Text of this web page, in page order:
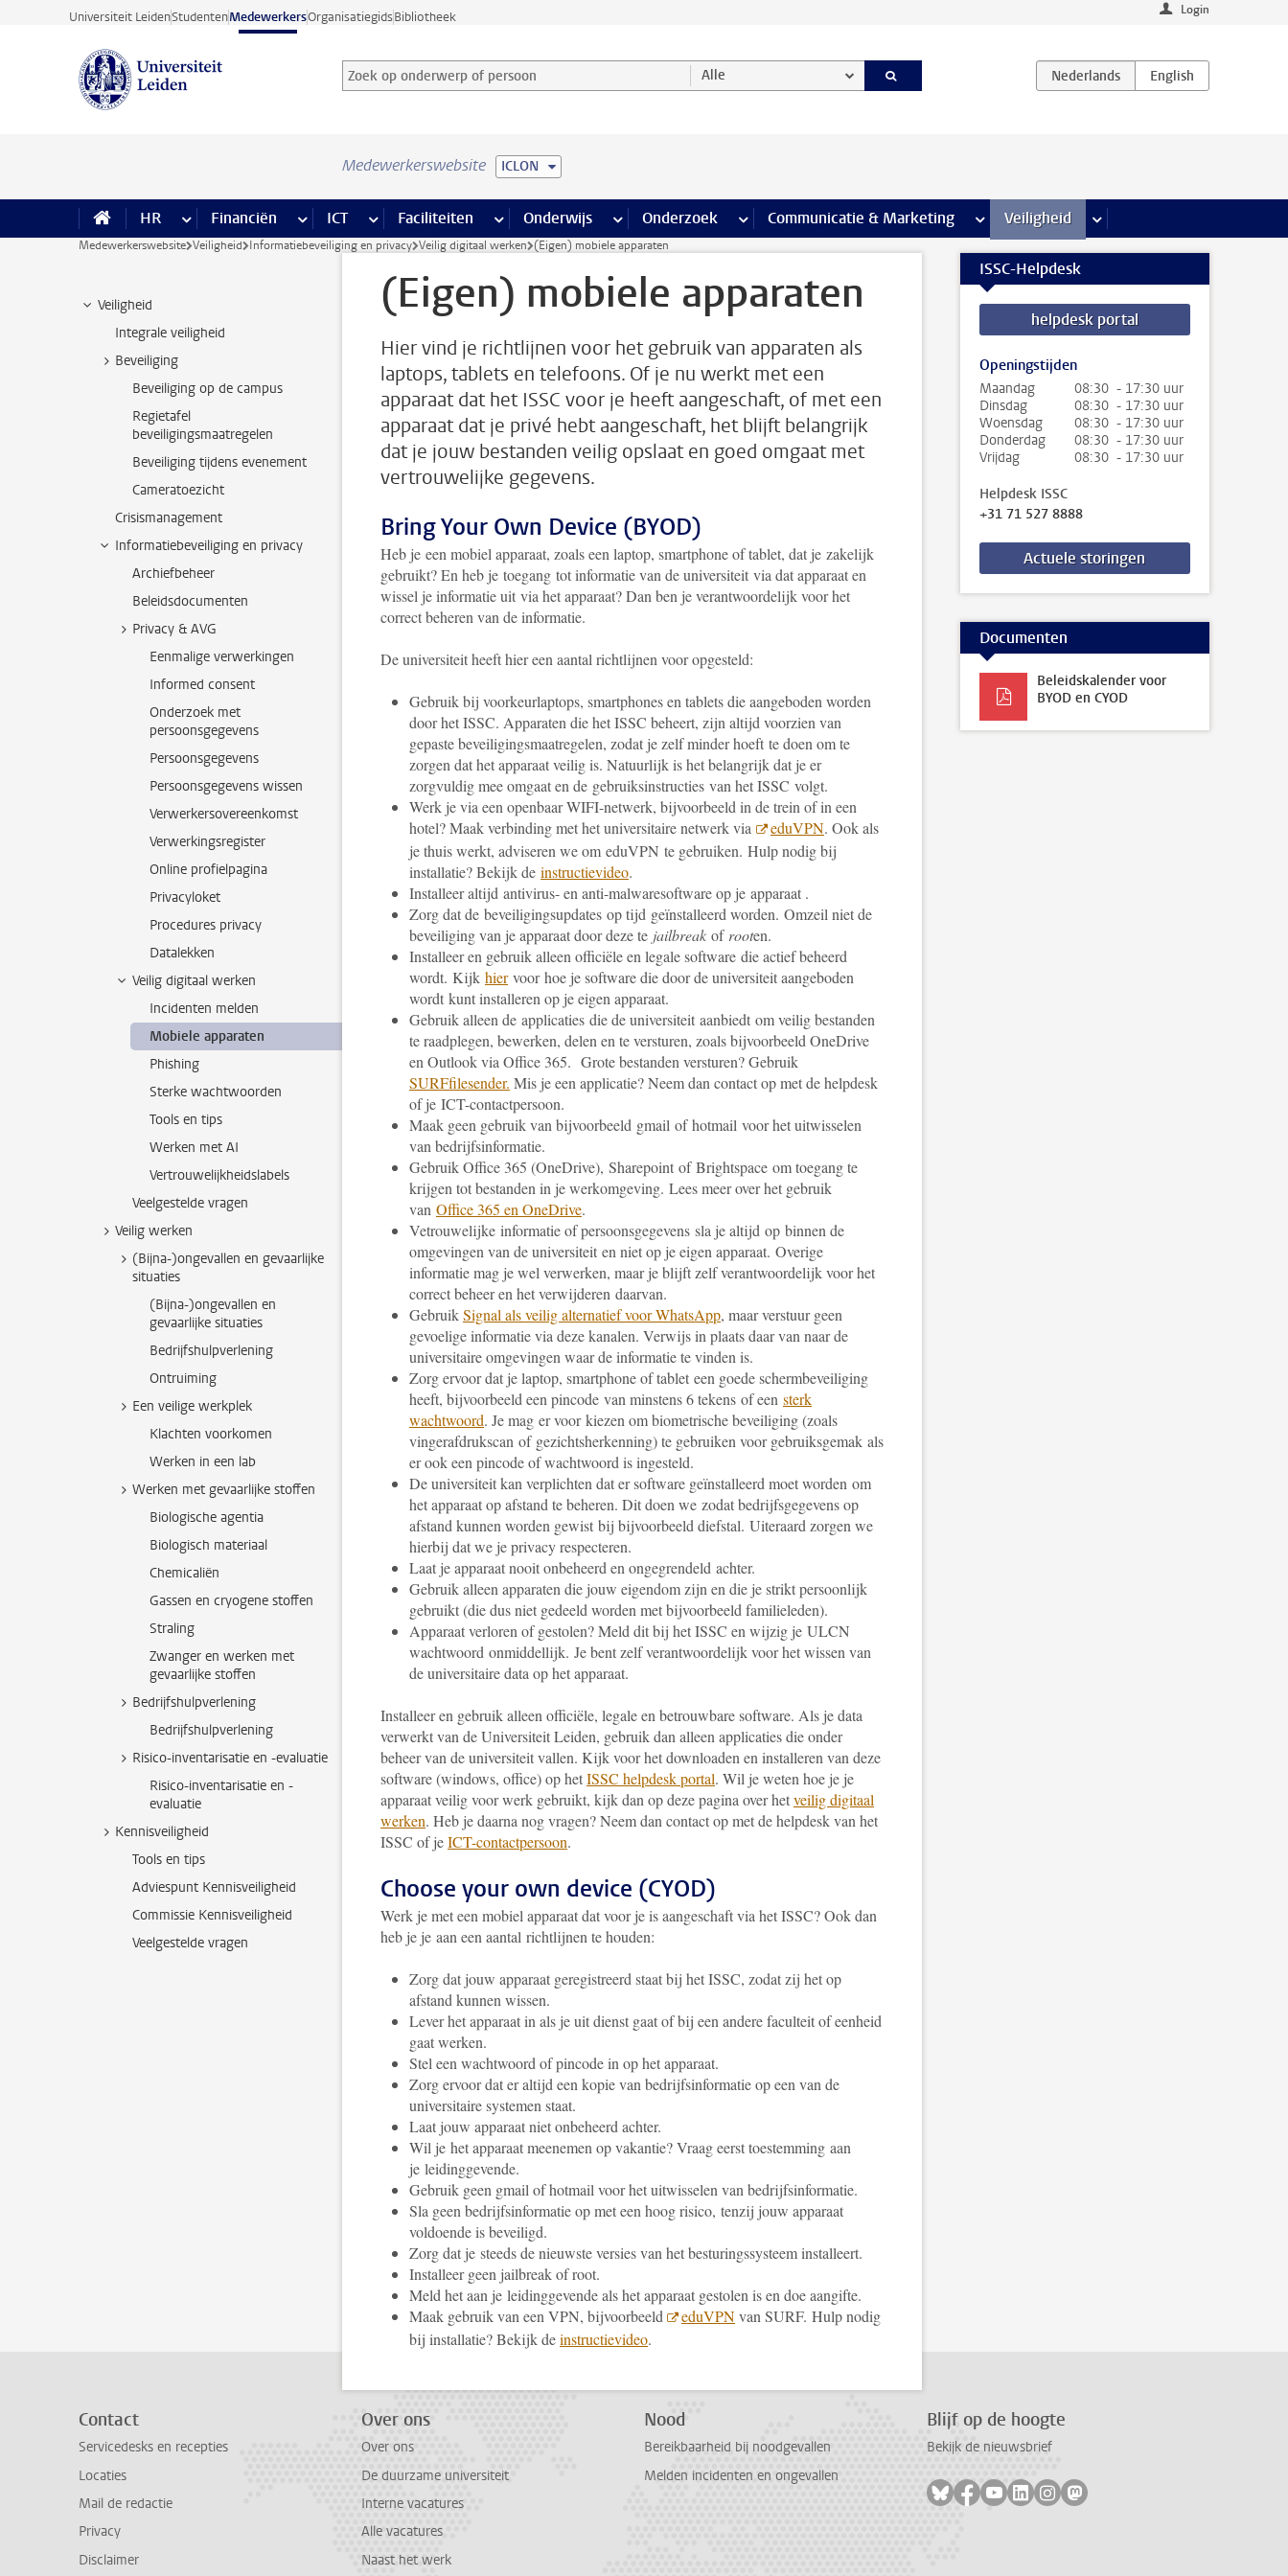
Ga direct naar de inhoud
Universiteit LeidenStudentenMedewerkersOrganisatiegidsBibliotheek Login
Zoek op onderwerp of persoon en selecteer categorie
Zoekterm Alle
Medewerkerswebsite ICLON
HR meer HR pagina’s
Financiën meer Financiën pagina’s
ICT meer ICT pagina’s
Faciliteiten meer Faciliteiten pagina’s
Onderwijs meer Onderwijs pagina’s
Onderzoek meer Onderzoek pagina’s
Communicatie & Marketing meer Communicatie & Marketing pagina’s
Veiligheid meer Veiligheid pagina’s
Medewerkerswebsite Veiligheid Informatiebeveiliging en privacy Veilig digitaal werken (Eigen) mobiele apparaten
Veiligheid
Integrale veiligheid
Beveiliging
Beveiliging op de campus
Regietafel
beveiligingsmaatregelen
Beveiliging tijdens evenement
Cameratoezicht
Crisismanagement
Informatiebeveiliging en privacy
Archiefbeheer
Beleidsdocumenten
Privacy & AVG
Eenmalige verwerkingen
Informed consent
Onderzoek met
persoonsgegevens
Persoonsgegevens
Persoonsgegevens wissen
Verwerkersovereenkomst
Verwerkingsregister
Online profielpagina
Privacyloket
Procedures privacy
Datalekken
Veilig digitaal werken
Incidenten melden
Mobiele apparaten
Phishing
Sterke wachtwoorden
Tools en tips
Werken met AI
Vertrouwelijkheidslabels
Veelgestelde vragen
Veilig werken
(Bijna-)ongevallen en gevaarlijke
situaties
(Bijna-)ongevallen en
gevaarlijke situaties
Bedrijfshulpverlening
Ontruiming
Een veilige werkplek
Klachten voorkomen
Werken in een lab
Werken met gevaarlijke stoffen
Biologische agentia
Biologisch materiaal
Chemicaliën
Gassen en cryogene stoffen
Straling
Zwanger en werken met
gevaarlijke stoffen
Bedrijfshulpverlening
Bedrijfshulpverlening
Risico-inventarisatie en -evaluatie
Risico-inventarisatie en -
evaluatie
Kennisveiligheid
Tools en tips
Adviespunt Kennisveiligheid
Commissie Kennisveiligheid
Veelgestelde vragen
(Eigen) mobiele apparaten
Hier vind je richtlijnen voor het gebruik van apparaten als
laptops, tablets en telefoons. Of je nu werkt met een
apparaat dat het ISSC voor je heeft aangeschaft, of met een
apparaat dat je privé hebt aangeschaft, het blijft belangrijk
dat je jouw bestanden veilig opslaat en goed omgaat met
vertrouwelijke gegevens.
Bring Your Own Device (BYOD)
Heb je een mobiel apparaat, zoals een laptop, smartphone of tablet, dat je zakelijk
gebruikt? En heb je toegang tot informatie van de universiteit via dat apparaat en
wissel je informatie uit via het apparaat? Dan ben je verantwoordelijk voor het
correct beheren van de informatie.
De universiteit heeft hier een aantal richtlijnen voor opgesteld:
Gebruik bij voorkeurlaptops, smartphones en tablets die aangeboden worden
door het ISSC. Apparaten die het ISSC beheert, zijn altijd voorzien van
gepaste beveiligingsmaatregelen, zodat je zelf minder hoeft te doen om te
zorgen dat het apparaat veilig is. Natuurlijk is het belangrijk dat je er
zorgvuldig mee omgaat en de gebruiksinstructies van het ISSC volgt.
Werk je via een openbaar WIFI-netwerk, bijvoorbeeld in de trein of in een
hotel? Maak verbinding met het universitaire netwerk via
eduVPN. Ook als
je thuis werkt, adviseren we om eduVPN te gebruiken. Hulp nodig bij
installatie? Bekijk de instructievideo.
Installeer altijd antivirus- en anti-malwaresoftware op je apparaat .
Zorg dat de beveiligingsupdates op tijd geïnstalleerd worden. Omzeil niet de
beveiliging van je apparaat door deze te jailbreak of rooten.
Installeer en gebruik alleen officiële en legale software die actief beheerd
wordt. Kijk hiervoor hoe je software die door de universiteit aangeboden
wordt kunt installeren op je eigen apparaat.
Gebruik alleen de applicaties die de universiteit aanbiedt om veilig bestanden
te raadplegen, bewerken, delen en te versturen, zoals bijvoorbeeld OneDrive
en Outlook via Office 365. Grote bestanden versturen? Gebruik
SURFfilesender. Mis je een applicatie? Neem dan contact op met de helpdesk
of je ICT-contactpersoon.
Maak geen gebruik van bijvoorbeeld gmail of hotmail voor het uitwisselen
van bedrijfsinformatie.
Gebruik Office 365 (OneDrive), Sharepoint of Brightspace om toegang te
krijgen tot bestanden in je werkomgeving. Lees meer over het gebruik
van Office 365 en OneDrive.
Vetrouwelijke informatie of persoonsgegevens sla je altijd op binnen de
omgevingen van de universiteit en niet op je eigen apparaat. Overige
informatie mag je wel verwerken, maar je blijft zelf verantwoordelijk voor het
correct beheer en het verwijderen daarvan.
GebruikSignal als veilig alternatief voor WhatsApp, maar verstuur geen
gevoelige informatie via deze kanalen. Verwijs in plaats daar van naar de
universitaire omgevingen waar de informatie te vinden is.
Zorg ervoor dat je laptop, smartphone of tablet een goede schermbeveiliging
heeft, bijvoorbeeld een pincode van minstens 6 tekens of een sterk
wachtwoord. Je mag er voor kiezen om biometrische beveiliging (zoals
vingerafdrukscan of gezichtsherkenning) te gebruiken voor gebruiksgemak als
er ook een pincode of wachtwoord is ingesteld.
De universiteit kan verplichten dat er software geïnstalleerd moet worden om
het apparaat op afstand te beheren. Dit doen we zodat bedrijfsgegevens op
afstand kunnen worden gewist bij bijvoorbeeld diefstal. Uiteraard zorgen we
hierbij dat we je privacy respecteren.
Laat je apparaat nooit onbeheerd en ongegrendeld achter.
Gebruik alleen apparaten die jouw eigendom zijn en die je strikt persoonlijk
gebruikt (die dus niet gedeeld worden met bijvoorbeeld familieleden).
Apparaat verloren of gestolen? Meld dit bij het ISSC en wijzig je ULCN
wachtwoord onmiddellijk. Je bent zelf verantwoordelijk voor het wissen van
de universitaire data op het apparaat.
Installeer en gebruik alleen officiële, legale en betrouwbare software. Als je data
verwerkt van de Universiteit Leiden, gebruik dan alleen applicaties die onder
beheer van de universiteit vallen. Kijk voor het downloaden en installeren van deze
software (windows, office) op hetISSC helpdesk portal. Wil je weten hoe je je
apparaat veilig voor werk gebruikt, kijk dan op deze pagina over hetveilig digitaal
werken. Heb je daarna nog vragen? Neem dan contact op met de helpdesk van het
ISSC of jeICT-contactpersoon.
Choose your own device (CYOD)
Werk je met een mobiel apparaat dat voor je is aangeschaft via het ISSC? Ook dan
heb je je aan een aantal richtlijnen te houden:
Zorg dat jouw apparaat geregistreerd staat bij het ISSC, zodat zij het op
afstand kunnen wissen.
Lever het apparaat in als je uit dienst gaat of bij een andere faculteit of eenheid
gaat werken.
Stel een wachtwoord of pincode in op het apparaat.
Zorg ervoor dat er altijd een kopie van bedrijfsinformatie op een van de
universitaire systemen staat.
Laat jouw apparaat niet onbeheerd achter.
Wil je het apparaat meenemen op vakantie? Vraag eerst toestemming aan
je leidinggevende.
Gebruik geen gmail of hotmail voor het uitwisselen van bedrijfsinformatie.
Sla geen bedrijfsinformatie op met een hoog risico, tenzij jouw apparaat
voldoende is beveiligd.
Zorg dat je steeds de nieuwste versies van het besturingssysteem installeert.
Installeer geen jailbreak of root.
Meld het aan je leidinggevende als het apparaat gestolen is en doe aangifte.
Maak gebruik van een VPN, bijvoorbeeld
eduVPNvan SURF. Hulp nodig
bij installatie? Bekijk deinstructievideo.
ISSC-Helpdesk
helpdesk portal
Openingstijden
Maandag
08:30 - 17:30 uur
Dinsdag
08:30 - 17:30 uur
Woensdag
08:30 - 17:30 uur
Donderdag
08:30 - 17:30 uur
Vrijdag
08:30 - 17:30 uur
Helpdesk ISSC
+31 71 527 8888
Actuele storingen
Documenten
Beleidskalender voor
BYOD en CYOD
Contact
Servicedesks en recepties
Locaties
Mail de redactie
Privacy
Disclaimer
Over ons
Over ons
De duurzame universiteit
Interne vacatures
Alle vacatures
Naast het werk
Nood
Bereikbaarheid bij noodgevallen
Melden incidenten en ongevallen
Blijf op de hoogte
Bekijk de nieuwsbrief
Volg ons op bluesky
Volg ons op facebook
Volg ons op youtube
Volg ons op linkedin
Volg ons op instagram
Volg ons op mastodon